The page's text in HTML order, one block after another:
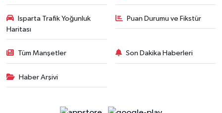
Isparta Trafik Yoğunluk
Haritası
Puan Durumu ve Fikstür
Tüm Manşetler Son Dakika Haberleri
Haber Arşivi